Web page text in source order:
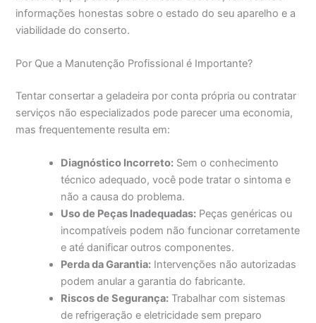
informações honestas sobre o estado do seu aparelho e a
viabilidade do conserto.
Por Que a Manutenção Profissional é Importante?
Tentar consertar a geladeira por conta própria ou contratar
serviços não especializados pode parecer uma economia,
mas frequentemente resulta em:
Diagnóstico Incorreto: Sem o conhecimento
técnico adequado, você pode tratar o sintoma e
não a causa do problema.
Uso de Peças Inadequadas: Peças genéricas ou
incompatíveis podem não funcionar corretamente
e até danificar outros componentes.
Perda da Garantia: Intervenções não autorizadas
podem anular a garantia do fabricante.
Riscos de Segurança: Trabalhar com sistemas
de refrigeração e eletricidade sem preparo